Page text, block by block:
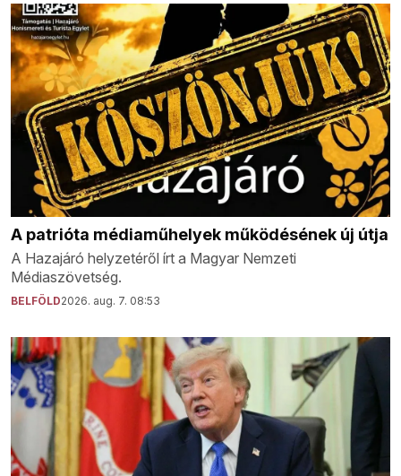
A patrióta médiaműhelyek működésének új útja
A Hazajáró helyzetéről írt a Magyar Nemzeti
Médiaszövetség.
BELFÖLD2026. aug. 7. 08:53